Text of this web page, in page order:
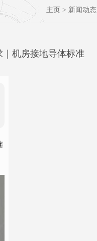
主页 > 新闻动态
机房接地导体标准